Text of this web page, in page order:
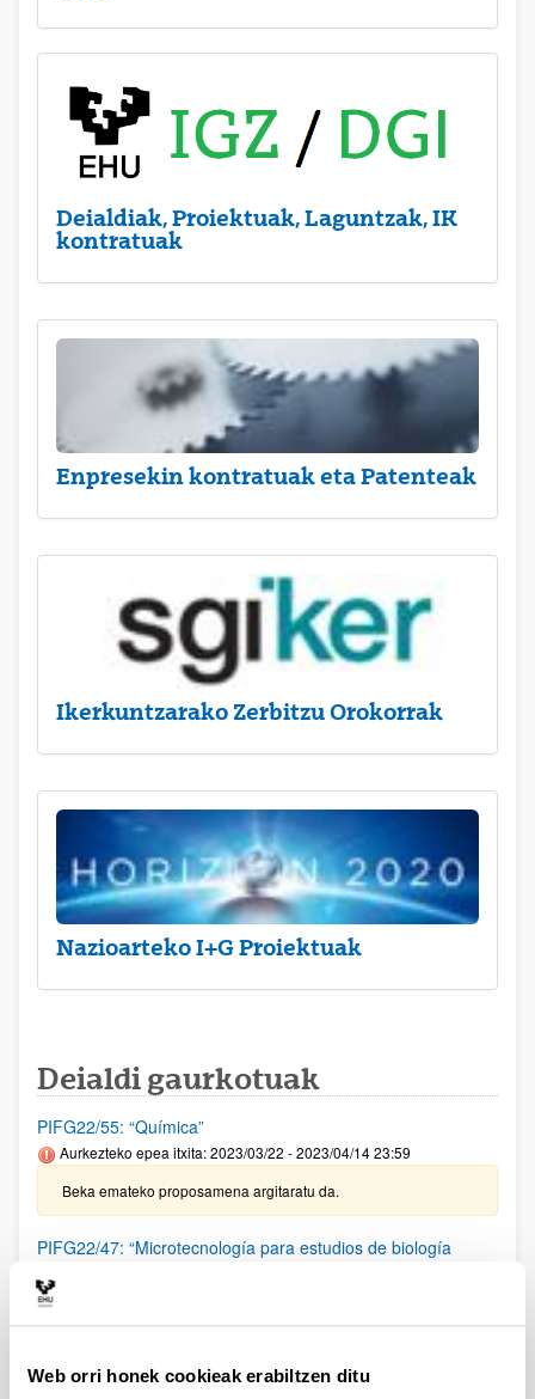
Web orri honek cookieak erabiltzen ditu
Deialdiak, Proiektuak, Laguntzak, IK
kontratuak
Enpresekin kontratuak eta Patenteak
Ikerkuntzarako Zerbitzu Orokorrak
Nazioarteko I+G Proiektuak
Deialdi gaurkotuak
PIFG22/55: “Química”
Aurkezteko epea itxita: 2023/03/22 - 2023/04/14 23:59
Beka emateko proposamena argitaratu da.
PIFG22/47: “Microtecnología para estudios de biología